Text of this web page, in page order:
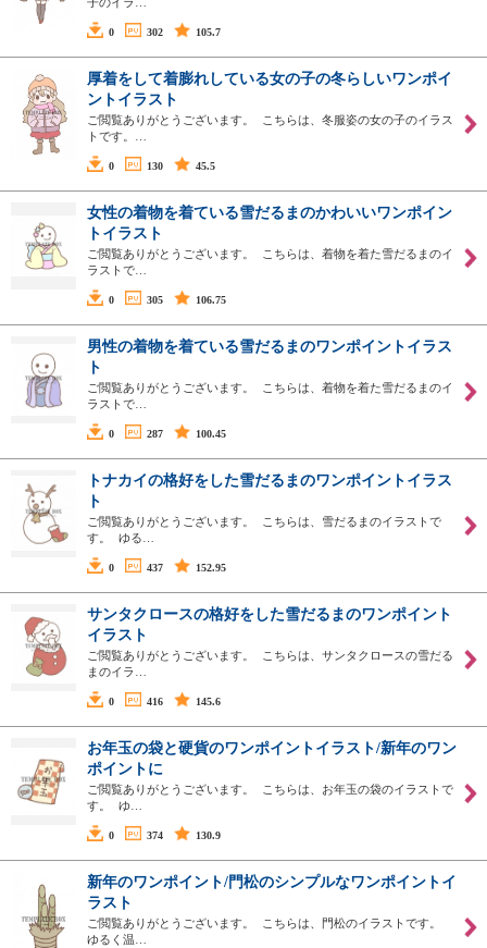
0 302 105.7
厚着をして着膨れしている女の子の冬らしいワンポイ
ントイラスト
ご閲覧ありがとうございます。 こちらは、冬服姿の女の子のイラス
トです。…
0 130 45.5
女性の着物を着ている雪だるまのかわいいワンポイン
トイラスト
ご閲覧ありがとうございます。 こちらは、着物を着た雪だるまのイ
ラストで…
0 305 106.75
男性の着物を着ている雪だるまのワンポイントイラス
ト
ご閲覧ありがとうございます。 こちらは、着物を着た雪だるまのイ
ラストで…
0 287 100.45
トナカイの格好をした雪だるまのワンポイントイラス
ト
ご閲覧ありがとうございます。 こちらは、雪だるまのイラストで
す。 ゆる…
0 437 152.95
サンタクロースの格好をした雪だるまのワンポイント
イラスト
ご閲覧ありがとうございます。 こちらは、サンタクロースの雪だる
まのイラ…
0 416 145.6
お年玉の袋と硬貨のワンポイントイラスト/新年のワン
ポイントに
ご閲覧ありがとうございます。 こちらは、お年玉の袋のイラストで
す。 ゆ…
0 374 130.9
新年のワンポイント/門松のシンプルなワンポイントイ
ラスト
ご閲覧ありがとうございます。 こちらは、門松のイラストです。
ゆるく温…